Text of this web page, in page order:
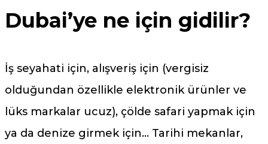
Dubai’ye ne için gidilir?
İş seyahati için, alışveriş için (vergisiz
olduğundan özellikle elektronik ürünler ve
lüks markalar ucuz), çölde safari yapmak için
ya da denize girmek için… Tarihi mekanlar,